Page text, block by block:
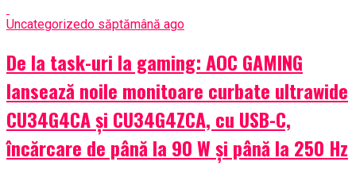
Uncategorizedo săptămână ago
De la task-uri la gaming: AOC GAMING
lansează noile monitoare curbate ultrawide
CU34G4CA și CU34G4ZCA, cu USB-C,
încărcare de până la 90 W și până la 250 Hz